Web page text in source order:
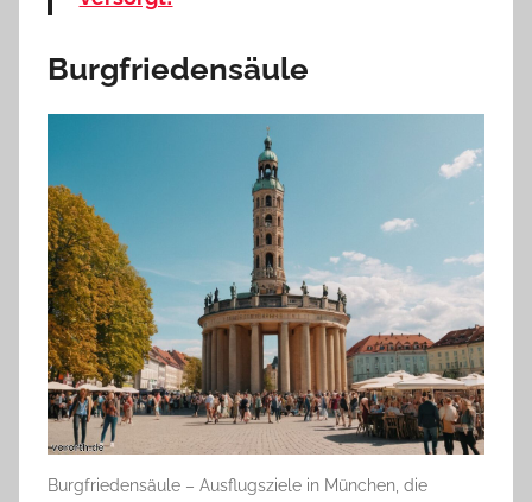
Burgfriedensäule
Burgfriedensäule – Ausflugsziele in München, die